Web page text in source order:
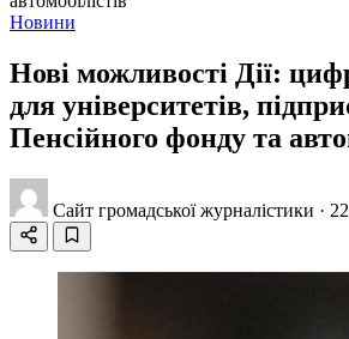
Новини
Нові можливості Дії:
для університетів,
Пенсійного фонду та
Сайт громадської журналістики ·